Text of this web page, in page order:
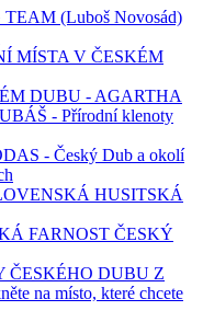
(Luboš Novosád)
MÍSTA V ČESKÉM
DUBU - AGARTHA
- Přírodní klenoty
- Český Dub a okolí
HUSITSKÁ
FARNOST ČESKÝ
ČESKÉHO DUBU Z
na místo, které chcete